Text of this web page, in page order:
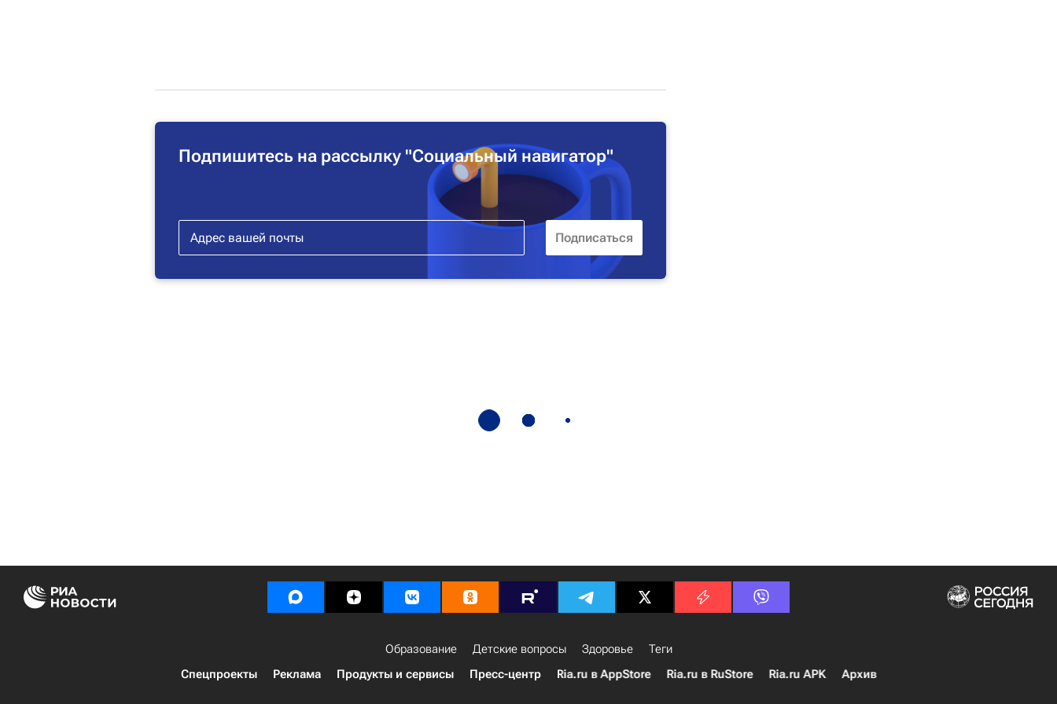
Подпишитесь на рассылку "Социальный навигатор"
Образование Детские вопросы Здоровье
Теги
Спецпроекты
Реклама Продукты и сервисы Пресс-центр Ria.ru в AppStore Ria.ru в RuStore Ria.ru APK Архив